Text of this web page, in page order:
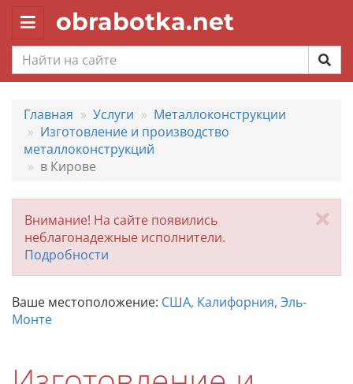
Toggle
navigation
obrabotka.net
Главная Услуги
Металлоконструкции
Изготовление и производство
металлоконструкций
в Кирове
Внимание! На сайте появились
неблагонадежные исполнители.
Подробности
Ваше местоположение: США, Калифорния, Эль-
Монте